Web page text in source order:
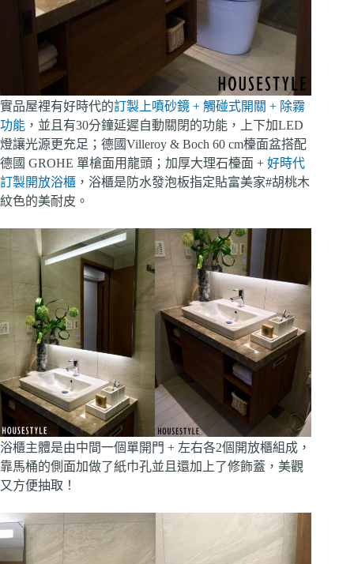
實品屋裡有好時代的訂製上噴砂鏡 + 觸碰式開關 + 除霧
功能 ，並且有30分鐘延遲自動關閉的功能，上下加LED
燈讓光源更充足；德國Villeroy & Boch 60 cm檯面盆搭配
德國 GROHE 單槍面用龍頭；加厚大理石檯面 + 好時代
訂製開放浴櫃 ，浴櫃是防水發泡板指定貼富美家#胡桃木
紋色的美耐皮。
浴櫃主體是由中間一個單開門 + 左右各2個開放櫃組成，
靠馬桶的側面加做了紙巾孔並且還加上了修飾蓋，美觀
又方便抽取！